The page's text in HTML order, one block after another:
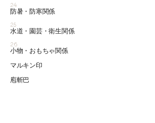
24
防暑・防寒関係
25
水道・園芸・衛生関係
26
小物・おもちゃ関係
マルキン印
庖斬巴